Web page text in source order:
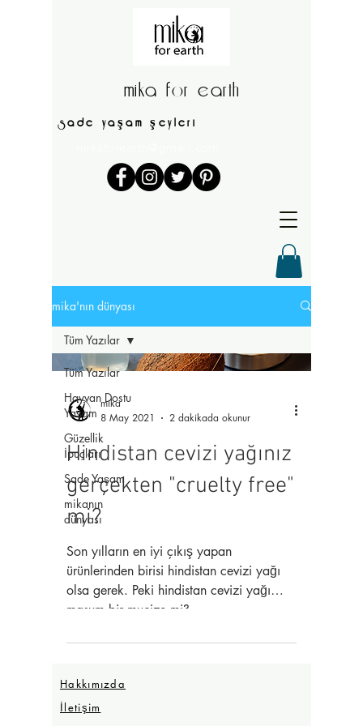
mika for earth
sade yaşam şeyleri
mika'nın dünyası
Tüm Yazılar
Hayvan Dostu
Yaşam
Güzellik
İpuçları
Sade Yaşam
mikanın
dünyası
Tüm Yazılar
mika
8 May 2021
2 dakikada okunur
Hindistan cevizi yağınız
gerçekten "cruelty free"
mi?
Son yılların en iyi çıkış yapan
ürünlerinden birisi hindistan cevizi yağı
olsa gerek. Peki hindistan cevizi yağı
masum bir mucize mi?
Hakkımızda
İletişim